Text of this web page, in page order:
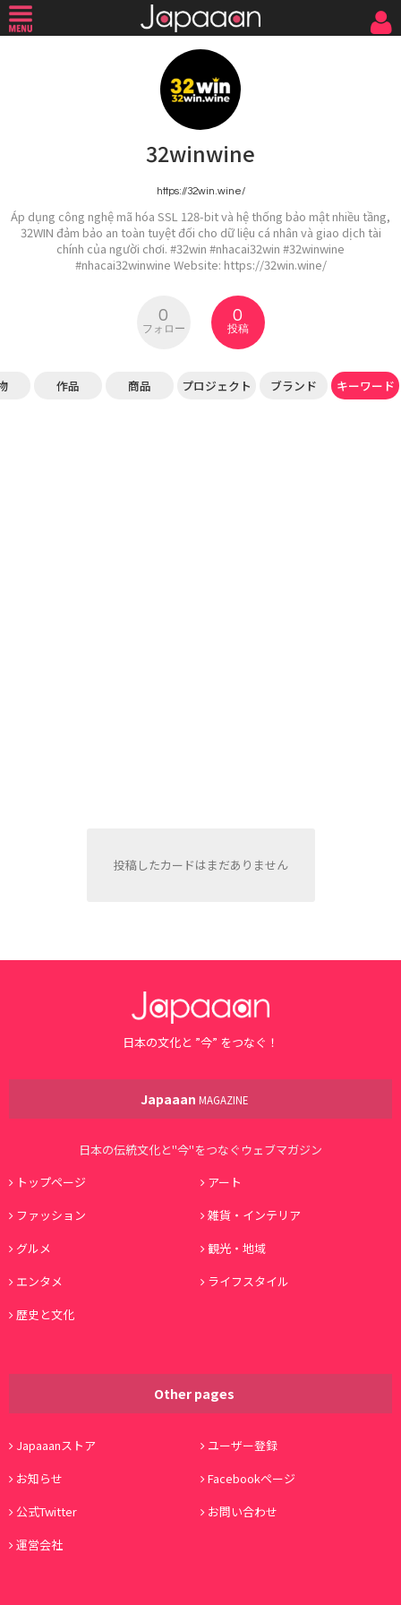
32winwine
https://32win.wine/
Áp dụng công nghệ mã hóa SSL 128-bit và hệ thống bảo mật nhiều tầng,
32WIN đảm bảo an toàn tuyệt đối cho dữ liệu cá nhân và giao dịch tài
chính của người chơi. #32win #nhacai32win #32winwine
#nhacai32winwine Website: https://32win.wine/
0
フォロー
0
投稿
作品 商品 プロジェクト ブランド キーワード
投稿したカードはまだありません
日本の文化と ”今” をつなぐ！
Japaaan MAGAZINE
日本の伝統文化と"今"をつなぐウェブマガジン
トップページ
アート
ファッション
雑貨・インテリア
グルメ
観光・地域
エンタメ
ライフスタイル
歴史と文化
Other pages
Japaaanストア
ユーザー登録
お知らせ
Facebookページ
公式Twitter
お問い合わせ
運営会社